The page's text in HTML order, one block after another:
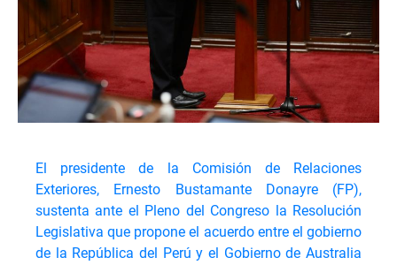
El presidente de la Comisión de Relaciones
Exteriores, Ernesto Bustamante Donayre (FP),
sustenta ante el Pleno del Congreso la Resolución
Legislativa que propone el acuerdo entre el gobierno
de la República del Perú y el Gobierno de Australia